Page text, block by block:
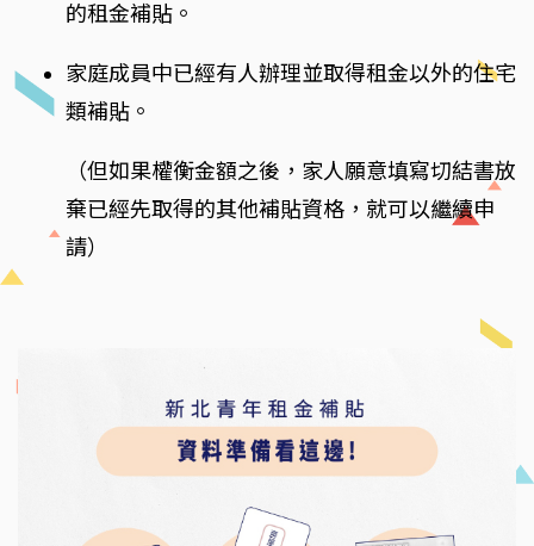
的租金補貼。
家庭成員中已經有人辦理並取得租金以外的住宅
類補貼。
（但如果權衡金額之後，家人願意填寫切結書放
棄已經先取得的其他補貼資格，就可以繼續申
請）